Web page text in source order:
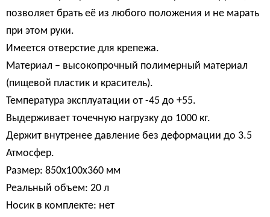
позволяет брать её из любого положения и не марать
при этом руки.
Имеется отверстие для крепежа.
Материал – высокопрочный полимерный материал
(пищевой пластик и краситель).
Температура эксплуатации от -45 до +55.
Выдерживает точечную нагрузку до 1000 кг.
Держит внутренее давление без деформации до 3.5
Атмосфер.
Размер: 850х100х360 мм
Реальный объем: 20 л
Носик в комплекте: нет